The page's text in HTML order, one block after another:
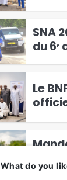
SNA
du
lance
Le
What do you